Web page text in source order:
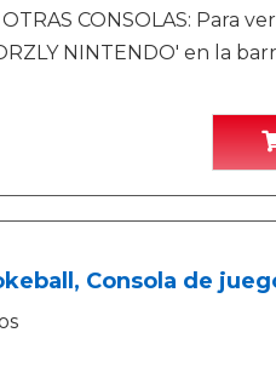
CONSOLAS: Para
NINTENDO' en la
Consola de